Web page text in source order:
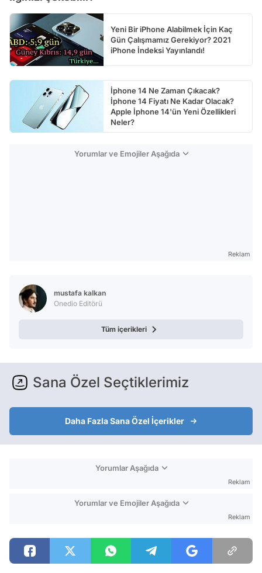
Yeni Bir iPhone Alabilmek İçin Kaç
Gün Çalışmamız Gerekiyor? 2021
iPhone İndeksi Yayınlandı!
İphone 14 Ne Zaman Çıkacak?
İphone 14 Fiyatı Ne Kadar Olacak?
Apple İphone 14'ün Yeni Özellikleri
Neler?
Yorumlar ve Emojiler Aşağıda
Reklam
mustafa kalkan
Onedio Editörü
Tüm içerikleri
Sana Özel Seçtiklerimiz
Daha Fazla Sana Özel İçerikler
Yorumlar Aşağıda
Reklam
Yorumlar ve Emojiler Aşağıda
Reklam